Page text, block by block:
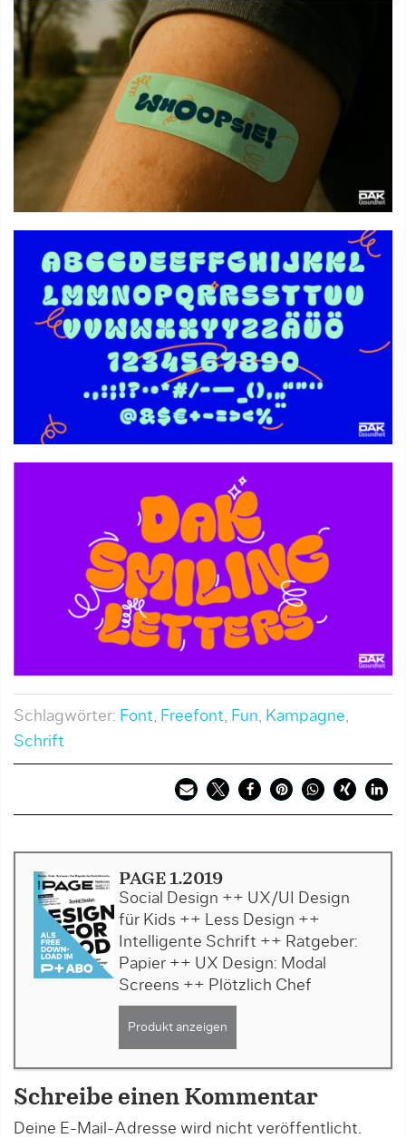
Schlagwörter: Font, Freefont, Fun, Kampagne,
Schrift
PAGE 1.2019
Social Design ++ UX/UI Design
für Kids ++ Less Design ++
Intelligente Schrift ++ Ratgeber:
Papier ++ UX Design: Modal
Screens ++ Plötzlich Chef
Produkt anzeigen
Schreibe einen Kommentar
Deine E-Mail-Adresse wird nicht veröffentlicht.